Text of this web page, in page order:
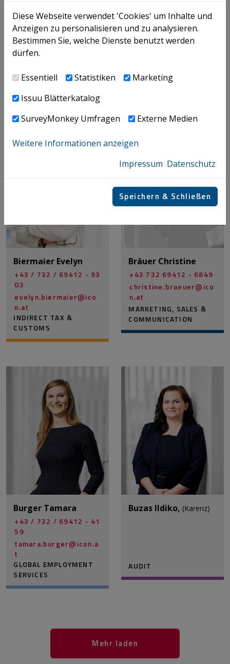
+43 732 69412 - 6846
valentin.bendlinger@­i
con.at
INTERNATIONAL TAX,
+43 / 732 / 69412 - 41
53
efim.beniaminov@­ico
ACQUISITIONS
Biermaier Evelyn
+43 / 732 / 69412 - 93
03
evelyn.biermaier@­ico
n.at
INDIRECT TAX &
CUSTOMS
Bräuer Christine
+43 732 69412 - 6849
christine.braeuer@­ico
n.at
MARKETING, SALES &
COMMUNICATION
Burger Tamara
+43 / 732 / 69412 - 41
59
tamara.burger@­icon.a
t
GLOBAL EMPLOYMENT
SERVICES
Buzas Ildiko, (Karenz)
AUDIT
Mehr laden
Diese Webseite verwendet 'Cookies' um Inhalte und
Anzeigen zu personalisieren und zu analysieren.
Bestimmen Sie, welche Dienste benutzt werden
dürfen.
Essentiell Statistiken
Marketing
Issuu Blätterkatalog
SurveyMonkey Umfragen
Externe Medien
Weitere Informationen anzeigen
Impressum Datenschutz
Speichern & Schließen